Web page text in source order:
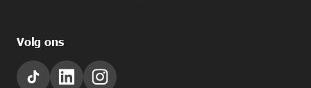
Volg ons